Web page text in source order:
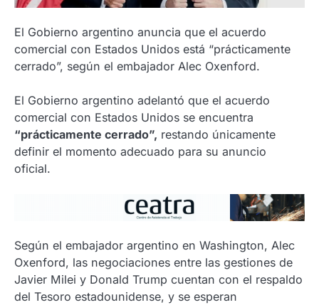
El Gobierno argentino anuncia que el acuerdo
comercial con Estados Unidos está “prácticamente
cerrado”, según el embajador Alec Oxenford.
El Gobierno argentino adelantó que el acuerdo
comercial con Estados Unidos se encuentra
“prácticamente cerrado”, restando únicamente
definir el momento adecuado para su anuncio
oficial.
Según el embajador argentino en Washington, Alec
Oxenford, las negociaciones entre las gestiones de
Javier Milei y Donald Trump cuentan con el respaldo
del Tesoro estadounidense, y se esperan